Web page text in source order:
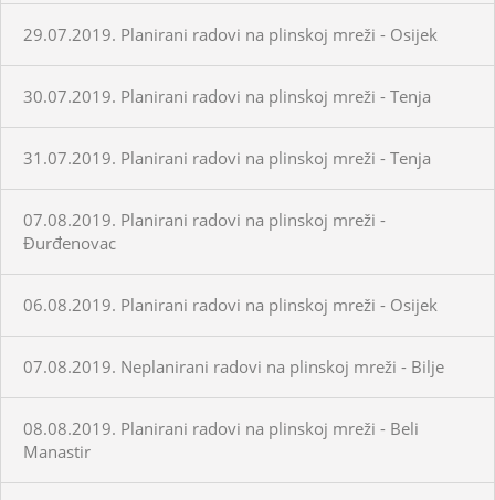
29.07.2019. Planirani radovi na plinskoj mreži - Osijek
30.07.2019. Planirani radovi na plinskoj mreži - Tenja
31.07.2019. Planirani radovi na plinskoj mreži - Tenja
07.08.2019. Planirani radovi na plinskoj mreži -
Đurđenovac
06.08.2019. Planirani radovi na plinskoj mreži - Osijek
07.08.2019. Neplanirani radovi na plinskoj mreži - Bilje
08.08.2019. Planirani radovi na plinskoj mreži - Beli
Manastir